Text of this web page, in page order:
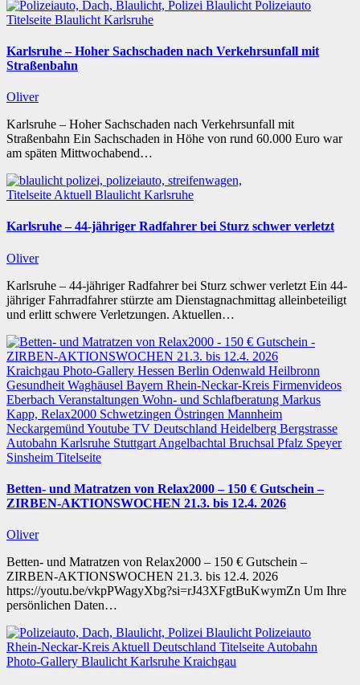
Titelseite Blaulicht Karlsruhe
Karlsruhe – Hoher Sachschaden nach Verkehrsunfall mit
Straßenbahn
Oliver
Karlsruhe – Hoher Sachschaden nach Verkehrsunfall mit
Straßenbahn Ein Sachschaden in Höhe von rund 60.000 Euro war
am späten Mittwochabend…
Titelseite Aktuell Blaulicht Karlsruhe
Karlsruhe – 44-jähriger Radfahrer bei Sturz schwer verletzt
Oliver
Karlsruhe – 44-jähriger Radfahrer bei Sturz schwer verletzt Ein 44-
jähriger Fahrradfahrer stürzte am Dienstagnachmittag alleinbeteiligt
und erlitt schwere Verletzungen. Aktuellen…
Kraichgau Photo-Gallery Hessen Berlin Odenwald Heilbronn
Gesundheit Waghäusel Bayern Rhein-Neckar-Kreis Firmenvideos
Eberbach Veranstaltungen Wohn- und Schlafberatung Markus
Kapp, Relax2000 Schwetzingen Östringen Mannheim
Neckargemünd Youtube TV Deutschland Heidelberg Bergstrasse
Autobahn Karlsruhe Stuttgart Angelbachtal Bruchsal Pfalz Speyer
Sinsheim Titelseite
Betten- und Matratzen von Relax2000 – 150 € Gutschein –
ZIRBEN-AKTIONSWOCHEN 21.3. bis 12.4. 2026
Oliver
Betten- und Matratzen von Relax2000 – 150 € Gutschein –
ZIRBEN-AKTIONSWOCHEN 21.3. bis 12.4. 2026
https://youtu.be/vkpPWagyXbg?si=rJ43XFgtBuKwymZn Um Ihre
persönlichen Daten…
Rhein-Neckar-Kreis Aktuell Deutschland Titelseite Autobahn
Photo-Gallery Blaulicht Karlsruhe Kraichgau